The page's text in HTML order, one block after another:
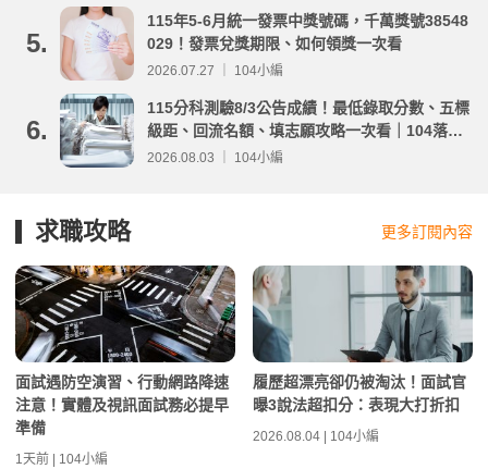
5.
115年5-6月統一發票中獎號碼，千萬獎號38548
029！發票兌獎期限、如何領獎一次看
2026.07.27 ｜ 104小編
6.
115分科測驗8/3公告成績！最低錄取分數、五標
級距、回流名額、填志願攻略一次看｜104落點
分析
2026.08.03 ｜ 104小編
求職攻略 更多訂閱內容
面試遇防空演習、行動網路降速
注意！實體及視訊面試務必提早
準備
1天前 | 104小編
履歷超漂亮卻仍被淘汰！面試官
曝3說法超扣分：表現大打折扣
2026.08.04 | 104小編